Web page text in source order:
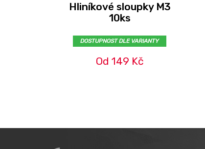
Hliníkové sloupky M3
10ks
DOSTUPNOST DLE VARIANTY
Od 149 Kč